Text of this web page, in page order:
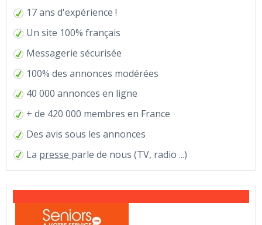
17 ans d'expérience !
Un site 100% français
Messagerie sécurisée
100% des annonces modérées
40 000 annonces en ligne
+ de 420 000 membres en France
Des avis sous les annonces
La presse parle de nous (TV, radio ...)